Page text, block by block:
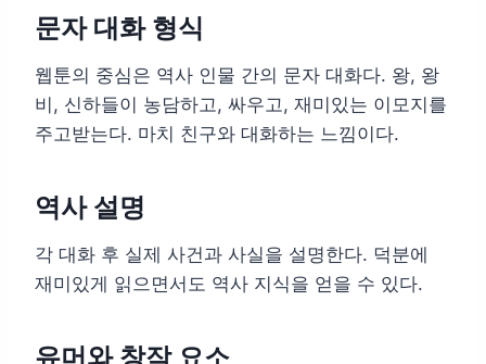
문자 대화 형식
웹툰의 중심은 역사 인물 간의 문자 대화다. 왕, 왕
비, 신하들이 농담하고, 싸우고, 재미있는 이모지를
주고받는다. 마치 친구와 대화하는 느낌이다.
역사 설명
각 대화 후 실제 사건과 사실을 설명한다. 덕분에
재미있게 읽으면서도 역사 지식을 얻을 수 있다.
유머와 창작 요소